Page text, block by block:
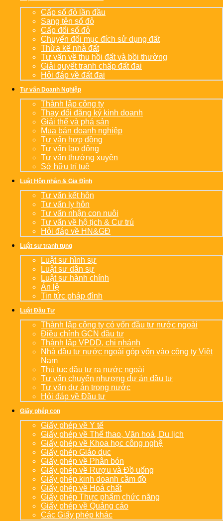
Cấp sổ đỏ lần đầu
Sang tên sổ đỏ
Cấp đổi sổ đỏ
Chuyển đổi mục đích sử dụng đất
Thừa kế nhà đất
Tư vấn về thu hồi đất và bồi thường
Giải quyết tranh chấp đất đai
Hỏi đáp về đất đai
Tư vấn Doanh Nghiệp
Thành lập công ty
Thay đổi đăng ký kinh doanh
Giải thể và phá sản
Mua bán doanh nghiệp
Tư vấn hợp đồng
Tư vấn lao động
Tư vấn thường xuyên
Sở hữu trí tuệ
Luật Hôn nhân & Gia Đình
Tư vấn kết hôn
Tư vấn ly hôn
Tư vấn nhận con nuôi
Tư vấn về hộ tịch & Cư trú
Hỏi đáp về HN&GĐ
Luật sư tranh tụng
Luật sư hình sự
Luật sư dân sự
Luật sư hành chính
Án lệ
Tin tức pháp đình
Luật Đầu Tư
Thành lập công ty có vốn đầu tư nước ngoài
Điều chỉnh GCN đầu tư
Thành lập VPDD, chi nhánh
Nhà đầu tư nước ngoài góp vốn vào công ty Việt
Nam
Thủ tục đầu tư ra nước ngoài
Tư vấn chuyển nhượng dự án đầu tư
Tư vấn dự án trong nước
Hỏi đáp về Đầu tư
Giấy phép con
Giấy phép về Y tế
Giấy phép về Thể thao, Văn hoá, Du lịch
Giấy phép về Khoa học công nghệ
Giấy phép Giáo dục
Giấy phép về Phân bón
Giấy phép về Rượu và Đồ uống
Giấy phép kinh doanh cầm đồ
Giấy phép về Hoá chất
Giấy phép Thực phẩm chức năng
Giấy phép về Quảng cáo
Các Giấy phép khác